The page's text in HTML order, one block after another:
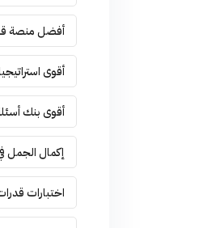
أفضل منصة
أقوى
أقوى بنك
إكمال الجمل
اختبارات